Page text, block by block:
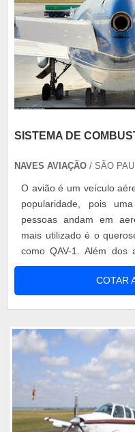
SISTEMA DE
NAVES AVIAÇÃO / SÃO
O avião é um veículo
popularidade, pois
pessoas andam em
mais utilizado é o
como QAV-1. Além dos
nos helicópteros
como por exemplo, os
turbo-fans. O sistema
manutenção,
companhia
COTAR